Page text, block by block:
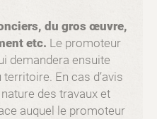
du gros œuvre,
etc. Le promoteur
demandera ensuite
En cas d’avis
des travaux et
auquel le promoteur